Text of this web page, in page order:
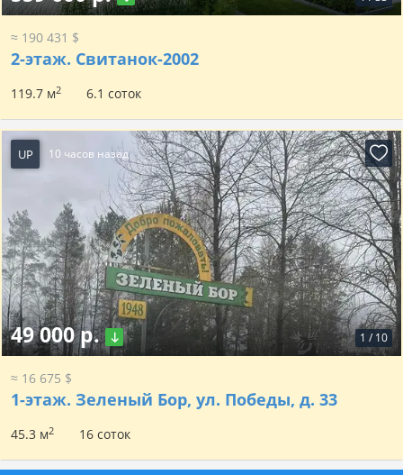
≈ 190 431 $
2-этаж. Свитанок-2002
119.7 м2 6.1 соток
UP 10 часов назад
1 / 10
49 000 р.
≈ 16 675 $
1-этаж. Зеленый Бор, ул. Победы, д. 33
45.3 м2 16 соток